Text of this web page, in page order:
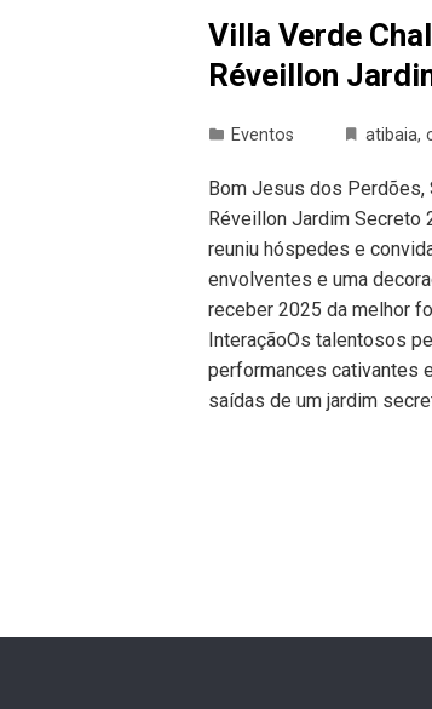
Villa Verde
Réveillon
Eventos atibaia,
Bom Jesus dos Perdões,
Réveillon Jardim Secreto
reuniu hóspedes e
envolventes e uma
receber 2025 da melhor
InteraçãoOs talentosos
performances cativantes
saídas de um jardim